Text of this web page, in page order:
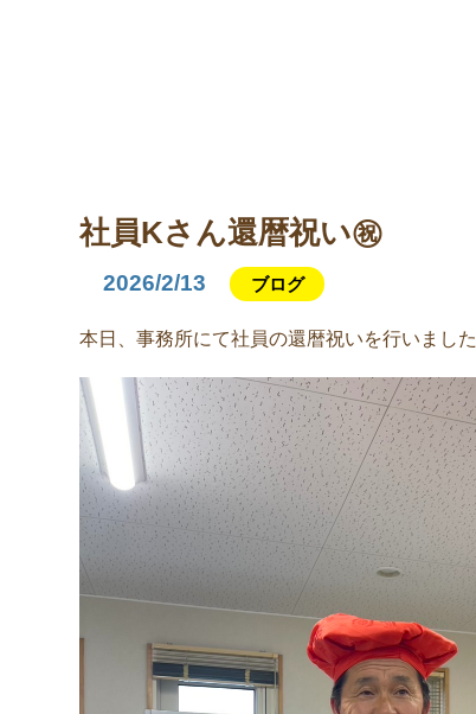
社員Kさん還暦祝い㊗
2026/2/13 ブログ
本日、事務所にて社員の還暦祝いを行いました